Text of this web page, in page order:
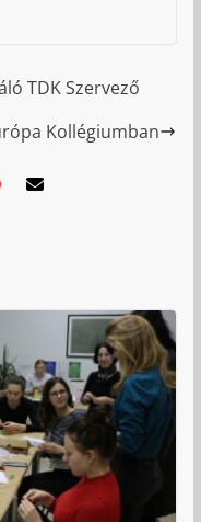
TDK Szervező
Kollégiumban